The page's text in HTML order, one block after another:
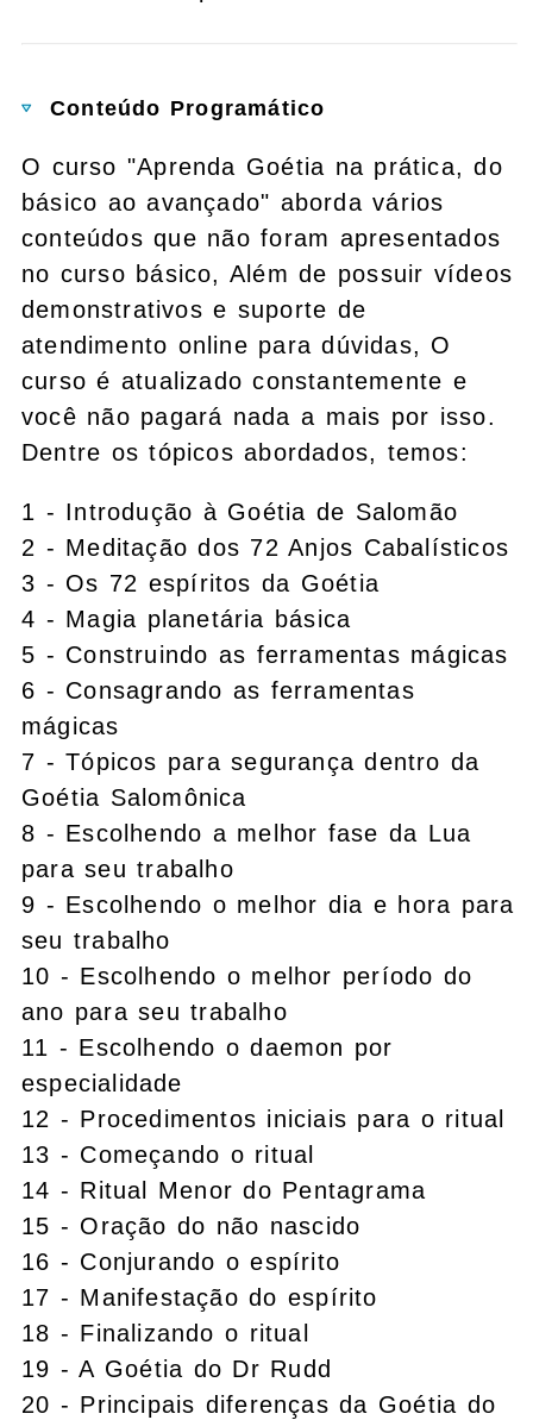
Conteúdo Programático
O curso "Aprenda Goétia na prática, do
básico ao avançado" aborda vários
conteúdos que não foram apresentados
no curso básico, Além de possuir vídeos
demonstrativos e suporte de
atendimento online para dúvidas, O
curso é atualizado constantemente e
você não pagará nada a mais por isso.
Dentre os tópicos abordados, temos:
1 - Introdução à Goétia de Salomão
2 - Meditação dos 72 Anjos Cabalísticos
3 - Os 72 espíritos da Goétia
4 - Magia planetária básica
5 - Construindo as ferramentas mágicas
6 - Consagrando as ferramentas
mágicas
7 - Tópicos para segurança dentro da
Goétia Salomônica
8 - Escolhendo a melhor fase da Lua
para seu trabalho
9 - Escolhendo o melhor dia e hora para
seu trabalho
10 - Escolhendo o melhor período do
ano para seu trabalho
11 - Escolhendo o daemon por
especialidade
12 - Procedimentos iniciais para o ritual
13 - Começando o ritual
14 - Ritual Menor do Pentagrama
15 - Oração do não nascido
16 - Conjurando o espírito
17 - Manifestação do espírito
18 - Finalizando o ritual
19 - A Goétia do Dr Rudd
20 - Principais diferenças da Goétia do